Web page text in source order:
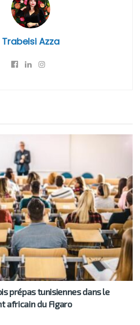
Trabelsi Azza
prépas tunisiennes dans le
africain du Figaro